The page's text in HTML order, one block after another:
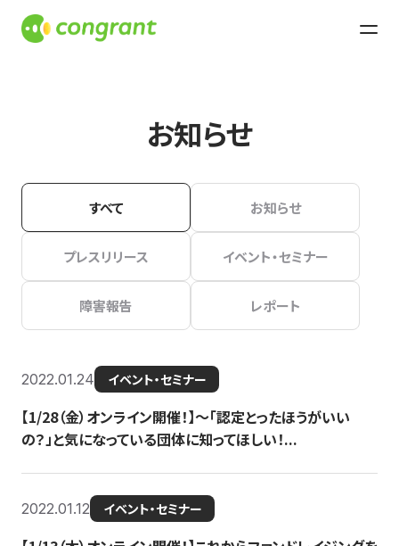
お知らせ
すべて お知らせ
プレスリリース イベント・セミナー
障害報告 レポート
2022.01.24 イベント・セミナー
【1/28（金）オンライン開催！】〜「認定とったほうがいい
の？」と気になっている団体に知ってほしい！...
2022.01.12 イベント・セミナー